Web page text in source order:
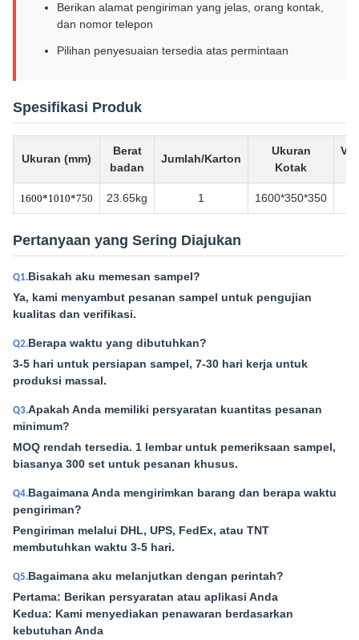
Berikan alamat pengiriman yang jelas, orang kontak,
dan nomor telepon
Pilihan penyesuaian tersedia atas permintaan
Spesifikasi Produk
Ukuran (mm)
Berat
badan
Jumlah/Karton
Ukuran
Kotak
1600*1010*750 23.65kg 1 1600*350*350
Pertanyaan yang Sering Diajukan
Q1.Bisakah aku memesan sampel?
Ya, kami menyambut pesanan sampel untuk pengujian
kualitas dan verifikasi.
Q2.Berapa waktu yang dibutuhkan?
3-5 hari untuk persiapan sampel, 7-30 hari kerja untuk
produksi massal.
Q3.Apakah Anda memiliki persyaratan kuantitas pesanan
minimum?
MOQ rendah tersedia. 1 lembar untuk pemeriksaan sampel,
biasanya 300 set untuk pesanan khusus.
Q4.Bagaimana Anda mengirimkan barang dan berapa waktu
pengiriman?
Pengiriman melalui DHL, UPS, FedEx, atau TNT
membutuhkan waktu 3-5 hari.
Q5.Bagaimana aku melanjutkan dengan perintah?
Pertama: Berikan persyaratan atau aplikasi Anda
Kedua: Kami menyediakan penawaran berdasarkan
kebutuhan Anda